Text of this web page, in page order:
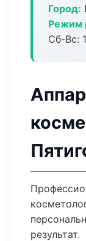
Город:
Режим
Сб-Вс:
результат.